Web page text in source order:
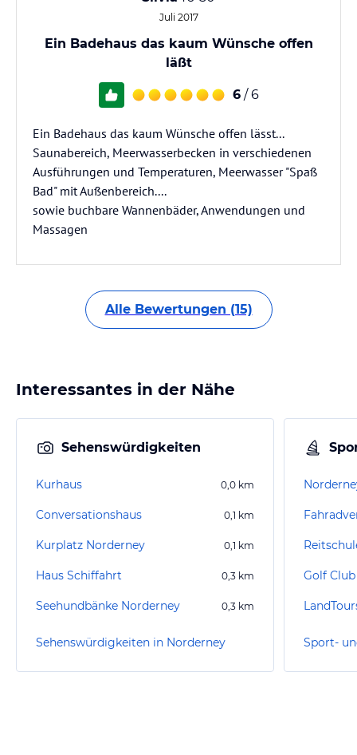
Juli 2017
Ein Badehaus das kaum Wünsche offen
läßt
6 / 6
Ein Badehaus das kaum Wünsche offen lässt...
Saunabereich, Meerwasserbecken in verschiedenen
Ausführungen und Temperaturen, Meerwasser "Spaß
Bad" mit Außenbereich....
sowie buchbare Wannenbäder, Anwendungen und
Massagen
Alle Bewertungen (15)
Interessantes in der Nähe
Sehenswürdigkeiten
Kurhaus 0,0 km
Conversationshaus 0,1 km
Kurplatz Norderney 0,1 km
Haus Schiffahrt 0,3 km
Seehundbänke Norderney 0,3 km
Sehenswürdigkeiten in Norderney
Golf